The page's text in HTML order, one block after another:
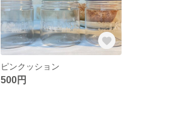
ピンクッション
500円